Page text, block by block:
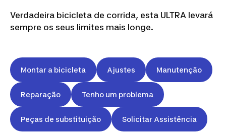
Verdadeira bicicleta de corrida, esta ULTRA levará
sempre os seus limites mais longe.
Montar a bicicleta Ajustes Manutenção
Reparação Tenho um problema
Peças de substituição Solicitar Assistência